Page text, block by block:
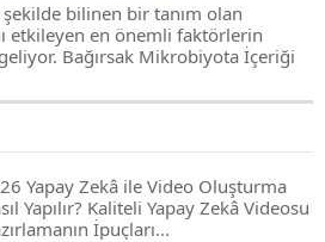
şekilde bilinen bir tanım olan
etkileyen en önemli faktörlerin
Bağırsak Mikrobiyota İçeriği
Yapay Zekâ ile Video Oluşturma
Yapılır? Kaliteli Yapay Zekâ Videosu
İpuçları...